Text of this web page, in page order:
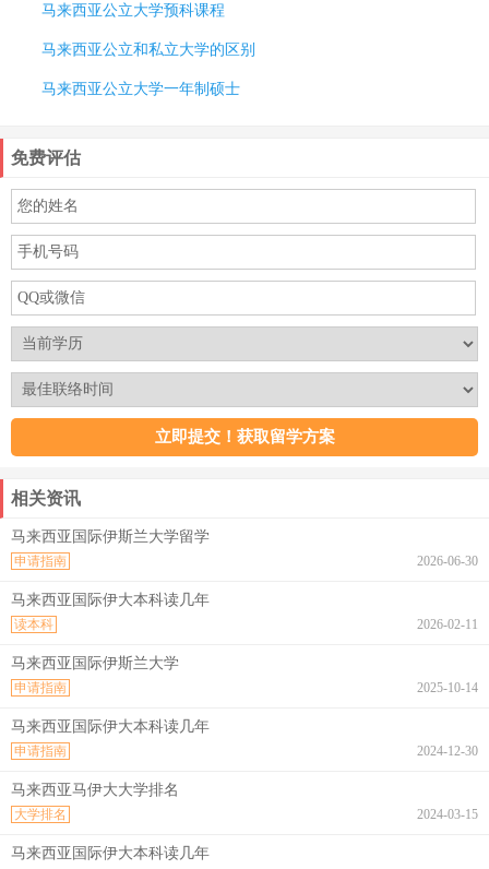
马来西亚公立大学预科课程
马来西亚公立和私立大学的区别
马来西亚公立大学一年制硕士
免费评估
相关资讯
马来西亚国际伊斯兰大学留学
2026-06-30
申请指南
马来西亚国际伊大本科读几年
2026-02-11
读本科
马来西亚国际伊斯兰大学
2025-10-14
申请指南
马来西亚国际伊大本科读几年
2024-12-30
申请指南
马来西亚马伊大大学排名
2024-03-15
大学排名
马来西亚国际伊大本科读几年